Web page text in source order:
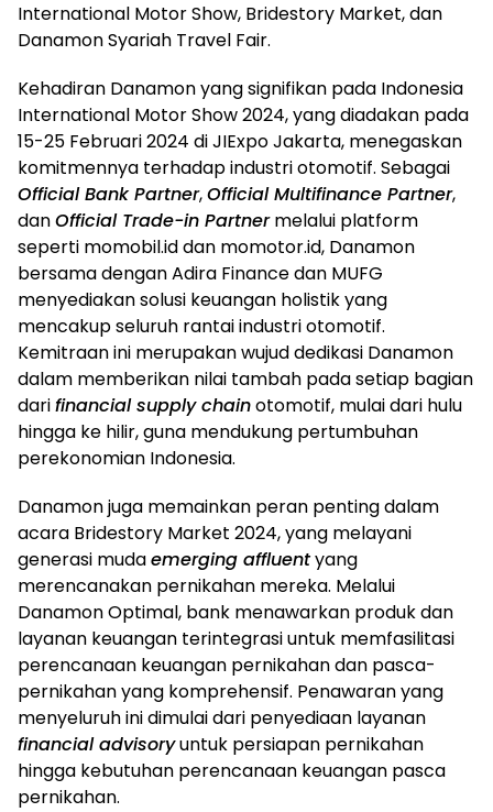
International Motor Show, Bridestory Market, dan
Danamon Syariah Travel Fair.
Kehadiran Danamon yang signifikan pada Indonesia
International Motor Show 2024, yang diadakan pada
15-25 Februari 2024 di JIExpo Jakarta, menegaskan
komitmennya terhadap industri otomotif. Sebagai
Official Bank Partner,Official Multifinance Partner,
danOfficial Trade-in Partnermelalui platform
seperti momobil.id dan momotor.id, Danamon
bersama dengan Adira Finance dan MUFG
menyediakan solusi keuangan holistik yang
mencakup seluruh rantai industri otomotif.
Kemitraan ini merupakan wujud dedikasi Danamon
dalam memberikan nilai tambah pada setiap bagian
darifinancial supply chainotomotif, mulai dari hulu
hingga ke hilir, guna mendukung pertumbuhan
perekonomian Indonesia.
Danamon juga memainkan peran penting dalam
acara Bridestory Market 2024, yang melayani
generasi mudaemerging affluentyang
merencanakan pernikahan mereka. Melalui
Danamon Optimal, bank menawarkan produk dan
layanan keuangan terintegrasi untuk memfasilitasi
perencanaan keuangan pernikahan dan pasca-
pernikahan yang komprehensif. Penawaran yang
menyeluruh ini dimulai dari penyediaan layanan
financial advisoryuntuk persiapan pernikahan
hingga kebutuhan perencanaan keuangan pasca
pernikahan.